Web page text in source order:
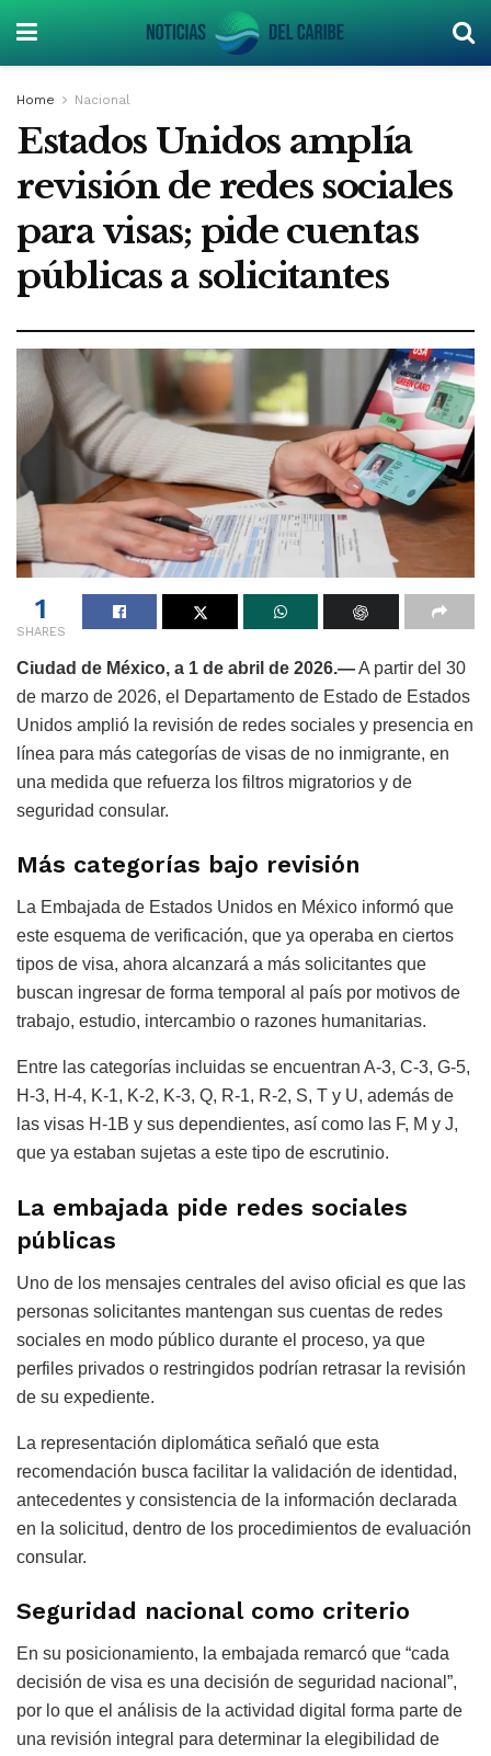
Home Nacional
Estados Unidos amplía
revisión de redes sociales
para visas; pide cuentas
públicas a solicitantes
1
SHARES
Ciudad de México, a 1 de abril de 2026.—A partir del 30
de marzo de 2026, el Departamento de Estado de Estados
Unidos amplió la revisión de redes sociales y presencia en
línea para más categorías de visas de no inmigrante, en
una medida que refuerza los filtros migratorios y de
seguridad consular.
Más categorías bajo revisión
La Embajada de Estados Unidos en México informó que
este esquema de verificación, que ya operaba en ciertos
tipos de visa, ahora alcanzará a más solicitantes que
buscan ingresar de forma temporal al país por motivos de
trabajo, estudio, intercambio o razones humanitarias.
Entre las categorías incluidas se encuentran A-3, C-3, G-5,
H-3, H-4, K-1, K-2, K-3, Q, R-1, R-2, S, T y U, además de
las visas H-1B y sus dependientes, así como las F, M y J,
que ya estaban sujetas a este tipo de escrutinio.
La embajada pide redes sociales
públicas
Uno de los mensajes centrales del aviso oficial es que las
personas solicitantes mantengan sus cuentas de redes
sociales en modo público durante el proceso, ya que
perfiles privados o restringidos podrían retrasar la revisión
de su expediente.
La representación diplomática señaló que esta
recomendación busca facilitar la validación de identidad,
antecedentes y consistencia de la información declarada
en la solicitud, dentro de los procedimientos de evaluación
consular.
Seguridad nacional como criterio
En su posicionamiento, la embajada remarcó que “cada
decisión de visa es una decisión de seguridad nacional”,
por lo que el análisis de la actividad digital forma parte de
una revisión integral para determinar la elegibilidad de